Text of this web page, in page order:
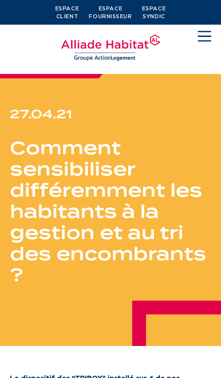
ESPACE
CLIENT
ESPACE
FOURNISSEUR
ESPACE
SYNDIC
Je cherche un logement
J’ai moins de 30 ans
Je suis salarié
J’ai plus de 65 ans
Je cherche un local commercial
Devenir propriétaire
Innovation
27.04.21
Comment
sensibiliser
différemment les
habitants à la
gestion et au tri
des encombrants
?